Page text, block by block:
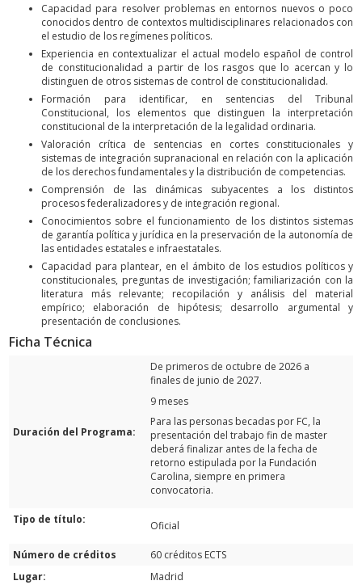
Capacidad para resolver problemas en entornos nuevos o poco
conocidos dentro de contextos multidisciplinares relacionados con
el estudio de los regímenes políticos.
Experiencia en contextualizar el actual modelo español de control
de constitucionalidad a partir de los rasgos que lo acercan y lo
distinguen de otros sistemas de control de constitucionalidad.
Formación para identificar, en sentencias del Tribunal
Constitucional, los elementos que distinguen la interpretación
constitucional de la interpretación de la legalidad ordinaria.
Valoración crítica de sentencias en cortes constitucionales y
sistemas de integración supranacional en relación con la aplicación
de los derechos fundamentales y la distribución de competencias.
Comprensión de las dinámicas subyacentes a los distintos
procesos federalizadores y de integración regional.
Conocimientos sobre el funcionamiento de los distintos sistemas
de garantía política y jurídica en la preservación de la autonomía de
las entidades estatales e infraestatales.
Capacidad para plantear, en el ámbito de los estudios políticos y
constitucionales, preguntas de investigación; familiarización con la
literatura más relevante; recopilación y análisis del material
empírico; elaboración de hipótesis; desarrollo argumental y
presentación de conclusiones.
Ficha Técnica
Duración del Programa:
De primeros de octubre de 2026 a
finales de junio de 2027.
9 meses
Para las personas becadas por FC, la
presentación del trabajo fin de master
deberá finalizar antes de la fecha de
retorno estipulada por la Fundación
Carolina, siempre en primera
convocatoria.
Tipo de título: Oficial
Número de créditos
60 créditos ECTS
Lugar:
Madrid